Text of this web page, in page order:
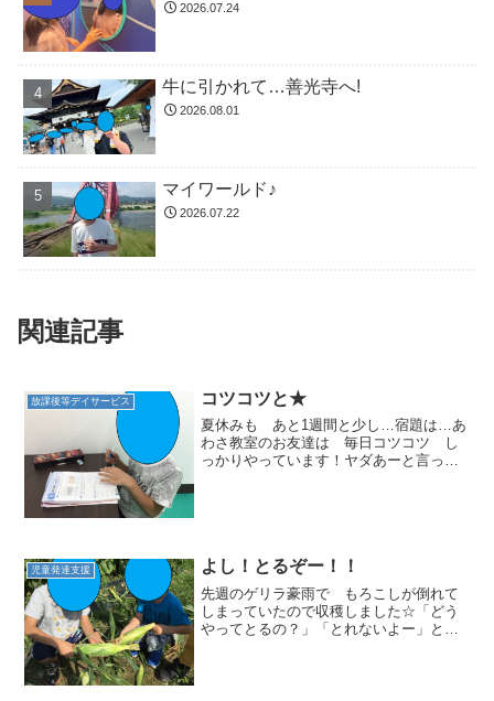
2026.07.24
牛に引かれて…善光寺へ!
2026.08.01
マイワールド♪
2026.07.22
関連記事
放課後等デイサービス コツコツと★
夏休みも あと1週間と少し…宿題は…あ
わさ教室のお友達は 毎日コツコツ し
っかりやっています！ヤダあーと言って
児童発達支援 よし！とるぞー！！
先週のゲリラ豪雨で もろこしが倒れて
しまっていたので収穫しました☆「どう
やってとるの？」「とれないよー」と苦